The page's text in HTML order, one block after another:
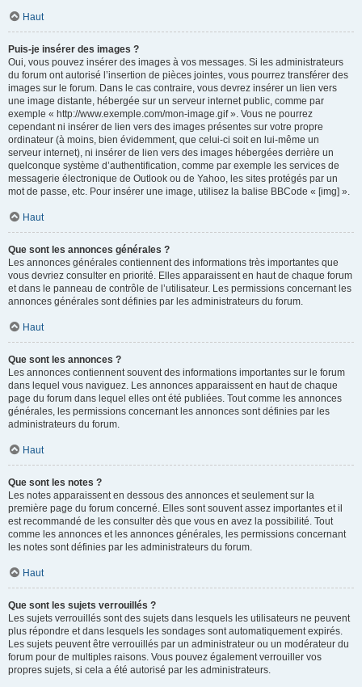
Haut
Puis-je insérer des images ?
Oui, vous pouvez insérer des images à vos messages. Si les administrateurs
du forum ont autorisé l’insertion de pièces jointes, vous pourrez transférer des
images sur le forum. Dans le cas contraire, vous devrez insérer un lien vers
une image distante, hébergée sur un serveur internet public, comme par
exemple « http://www.exemple.com/mon-image.gif ». Vous ne pourrez
cependant ni insérer de lien vers des images présentes sur votre propre
ordinateur (à moins, bien évidemment, que celui-ci soit en lui-même un
serveur internet), ni insérer de lien vers des images hébergées derrière un
quelconque système d’authentification, comme par exemple les services de
messagerie électronique de Outlook ou de Yahoo, les sites protégés par un
mot de passe, etc. Pour insérer une image, utilisez la balise BBCode « [img] ».
Haut
Que sont les annonces générales ?
Les annonces générales contiennent des informations très importantes que
vous devriez consulter en priorité. Elles apparaissent en haut de chaque forum
et dans le panneau de contrôle de l’utilisateur. Les permissions concernant les
annonces générales sont définies par les administrateurs du forum.
Haut
Que sont les annonces ?
Les annonces contiennent souvent des informations importantes sur le forum
dans lequel vous naviguez. Les annonces apparaissent en haut de chaque
page du forum dans lequel elles ont été publiées. Tout comme les annonces
générales, les permissions concernant les annonces sont définies par les
administrateurs du forum.
Haut
Que sont les notes ?
Les notes apparaissent en dessous des annonces et seulement sur la
première page du forum concerné. Elles sont souvent assez importantes et il
est recommandé de les consulter dès que vous en avez la possibilité. Tout
comme les annonces et les annonces générales, les permissions concernant
les notes sont définies par les administrateurs du forum.
Haut
Que sont les sujets verrouillés ?
Les sujets verrouillés sont des sujets dans lesquels les utilisateurs ne peuvent
plus répondre et dans lesquels les sondages sont automatiquement expirés.
Les sujets peuvent être verrouillés par un administrateur ou un modérateur du
forum pour de multiples raisons. Vous pouvez également verrouiller vos
propres sujets, si cela a été autorisé par les administrateurs.